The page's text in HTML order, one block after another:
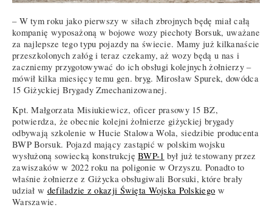
– W tym roku jako pierwszy w siłach zbrojnych będę miał całą
kompanię wyposażoną w bojowe wozy piechoty Borsuk, uważane
za najlepsze tego typu pojazdy na świecie. Mamy już kilkanaście
przeszkolonych załóg i teraz czekamy, aż wozy będą u nas i
zaczniemy przygotowywać do ich obsługi kolejnych żołnierzy –
mówił kilka miesięcy temu gen. bryg. Mirosław Spurek, dowódca
15 Giżyckiej Brygady Zmechanizowanej.
Kpt. Małgorzata Misiukiewicz, oficer prasowy 15 BZ,
potwierdza, że obecnie kolejni żołnierze giżyckiej brygady
odbywają szkolenie w Hucie Stalowa Wola, siedzibie producenta
BWP Borsuk. Pojazd mający zastąpić w polskim wojsku
wysłużoną sowiecką konstrukcjęBWP-1 był już testowany przez
zawiszaków w 2022 roku na poligonie w Orzyszu. Ponadto to
właśnie żołnierze z Giżycka obsługiwali Borsuki, które brały
udział w defiladzie z okazji Święta Wojska Polskiego w
Warszawie.